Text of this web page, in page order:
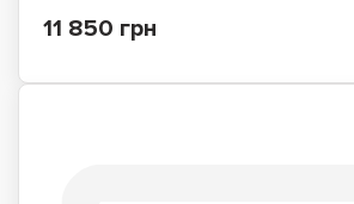
11 850 грн